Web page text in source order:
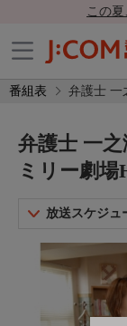
この
番組表 弁護士 一
弁護士 一
ミリー劇場
放送スケジュ